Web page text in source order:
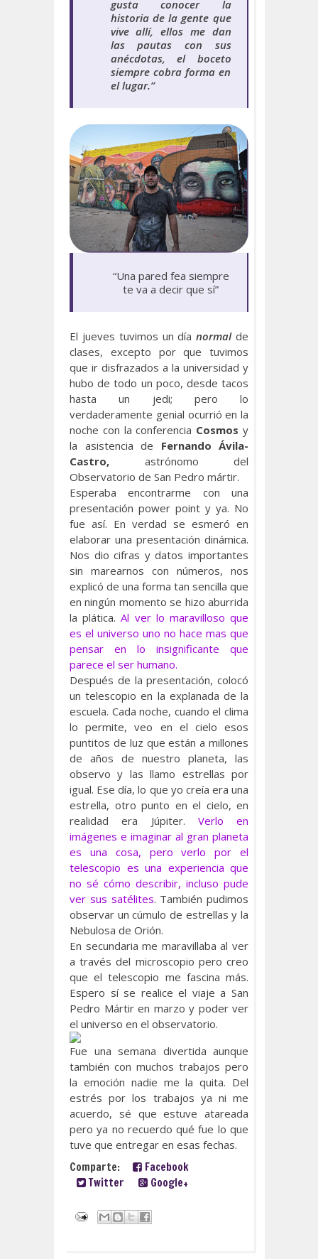
gusta conocer la
historia de la gente que
vive allí, ellos me dan
las pautas con sus
anécdotas, el boceto
siempre cobra forma en
el lugar.”
“Una pared fea siempre
te va a decir que sí”
El jueves tuvimos un díanormalde
clases, excepto por que tuvimos
que ir disfrazados a la universidad y
hubo de todo un poco, desde tacos
hasta un jedi; pero lo
verdaderamente genial ocurrió en la
noche con la conferencia Cosmos y
la asistencia de Fernando Ávila-
Castro, astrónomo del
Observatorio de San Pedro mártir.
Esperaba encontrarme con una
presentación power point y ya. No
fue así. En verdad se esmeró en
elaborar una presentación dinámica.
Nos dio cifras y datos importantes
sin marearnos con números, nos
explicó de una forma tan sencilla que
en ningún momento se hizo aburrida
la plática.Al ver lo maravilloso que
es el universo uno no hace mas que
pensar en lo insignificante que
parece el ser humano.
Después de la presentación, colocó
un telescopio en la explanada de la
escuela. Cada noche, cuando el clima
lo permite, veo en el cielo esos
puntitos de luz que están a millones
de años de nuestro planeta, las
observo y las llamo estrellas por
igual. Ese día, lo que yo creía era una
estrella, otro punto en el cielo, en
realidad era Júpiter. Verlo en
imágenes e imaginar al gran planeta
es una cosa, pero verlo por el
telescopio es una experiencia que
no sé cómo describir, incluso pude
ver sus satélites. También pudimos
observar un cúmulo de estrellas y la
Nebulosa de Orión.
En secundaria me maravillaba al ver
a través del microscopio pero creo
que el telescopio me fascina más.
Espero sí se realice el viaje a San
Pedro Mártir en marzo y poder ver
el universo en el observatorio.
Fue una semana divertida aunque
también con muchos trabajos pero
la emoción nadie me la quita. Del
estrés por los trabajos ya ni me
acuerdo, sé que estuve atareada
pero ya no recuerdo qué fue lo que
tuve que entregar en esas fechas.
Comparte:
Facebook
Twitter
Google+